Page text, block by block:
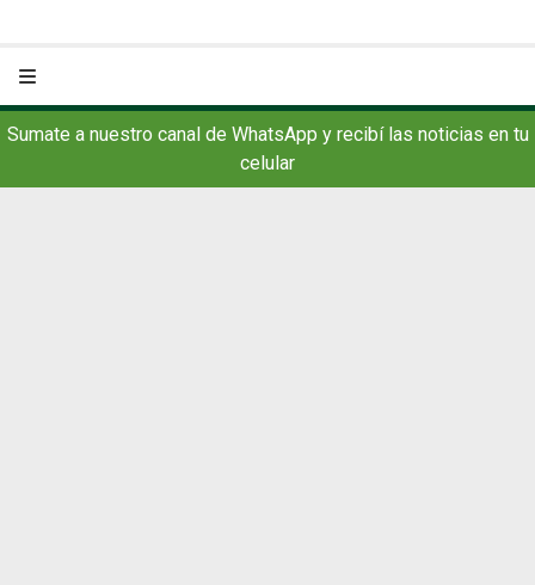
Sumate a nuestro canal de WhatsApp y recibí las noticias en tu
celular